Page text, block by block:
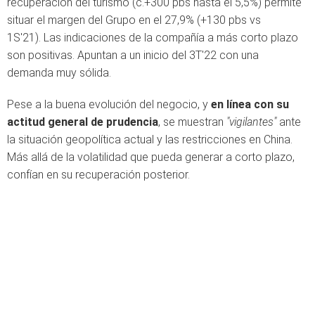
situar el margen del Grupo en el 27,9% (+130 pbs vs
1S'21). Las indicaciones de la compañía a más corto plazo
son positivas. Apuntan a un inicio del 3T'22 con una
demanda muy sólida.
Pese a la buena evolución del negocio, y en línea con su
actitud general de prudencia, se muestran "vigilantes"ante
la situación geopolítica actual y las restricciones en China.
Más allá de la volatilidad que pueda generar a corto plazo,
confían en su recuperación posterior.